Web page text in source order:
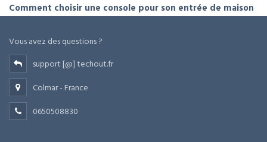
Comment choisir une console pour son entrée de maison
Vous avez des questions ?
support [@] techout.fr
Colmar - France
0650508830